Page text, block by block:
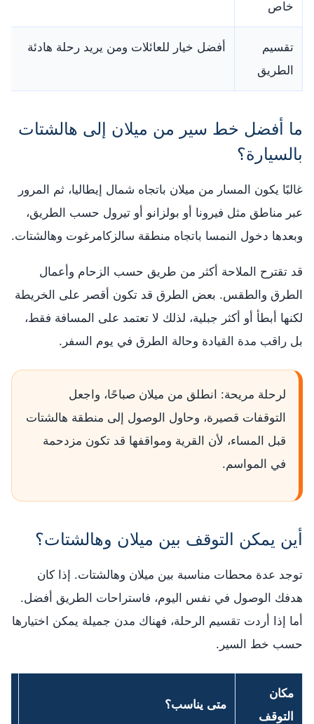
خاص
تقسيم
الطريق
أفضل خيار للعائلات ومن يريد رحلة هادئة
ما أفضل خط سير من ميلان إلى هالشتات
بالسيارة؟
غالبًا يكون المسار من ميلان باتجاه شمال إيطاليا، ثم المرور
عبر مناطق مثل فيرونا أو بولزانو أو تيرول حسب الطريق،
وبعدها دخول النمسا باتجاه منطقة سالزكامرغوت وهالشتات.
قد تقترح الملاحة أكثر من طريق حسب الزحام وأعمال
الطرق والطقس. بعض الطرق قد تكون أقصر على الخريطة
لكنها أبطأ أو أكثر جبلية، لذلك لا تعتمد على المسافة فقط،
بل راقب مدة القيادة وحالة الطرق في يوم السفر.
لرحلة مريحة: انطلق من ميلان صباحًا، واجعل
التوقفات قصيرة، وحاول الوصول إلى منطقة هالشتات
قبل المساء، لأن القرية ومواقفها قد تكون مزدحمة
في المواسم.
أين يمكن التوقف بين ميلان وهالشتات؟
توجد عدة محطات مناسبة بين ميلان وهالشتات. إذا كان
هدفك الوصول في نفس اليوم، فاستراحات الطريق أفضل.
أما إذا أردت تقسيم الرحلة، فهناك مدن جميلة يمكن اختيارها
حسب خط السير.
مكان
التوقف
متى يناسب؟